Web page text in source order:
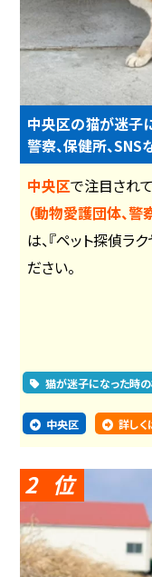
中央区の猫が迷子
警察、保健所、SNS
中央区で注目され
（動物愛護団体、警
は、『ペット探偵ラ
ださい。
猫が迷子になった時の
中央区 詳しく
2